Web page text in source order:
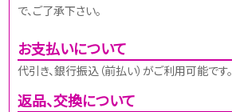
で、ご了承下さい。
お支払いについて
代引き、銀行振込（前払い）がご利用可能です。
返品、交換について